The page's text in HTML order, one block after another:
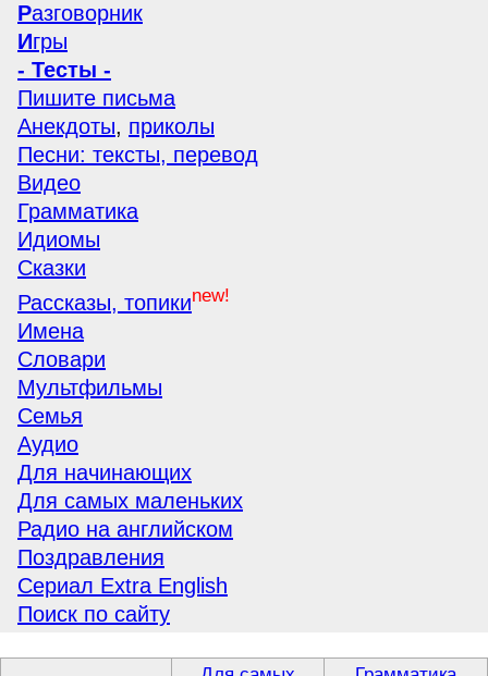
Разговорник
Игры
- Тесты -
Пишите письма
Анекдоты, приколы
Песни: тексты, перевод
Видео
Грамматика
Идиомы
Сказки
Рассказы, топикиnew!
Имена
Словари
Мультфильмы
Семья
Аудио
Для начинающих
Для самых маленьких
Радио на английском
Поздравления
Сериал Extra English
Поиск по сайту